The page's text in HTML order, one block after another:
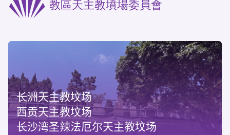
长洲天主教坟场
西贡天主教坟场
长沙湾圣辣法厄尔天主教坟场